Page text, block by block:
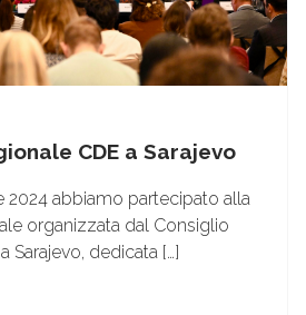
CDE a Sarajevo
2024 abbiamo partecipato alla
organizzata dal Consiglio
Sarajevo, dedicata […]